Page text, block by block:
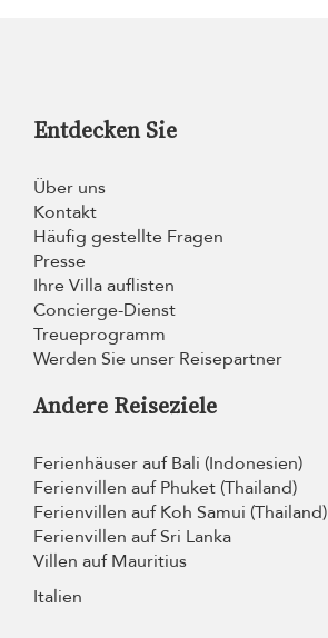
Entdecken Sie
Über uns
Kontakt
Häufig gestellte Fragen
Presse
Ihre Villa auflisten
Concierge-Dienst
Treueprogramm
Werden Sie unser Reisepartner
Andere Reiseziele
Ferienhäuser auf Bali (Indonesien)
Ferienvillen auf Phuket (Thailand)
Ferienvillen auf Koh Samui (Thailand)
Ferienvillen auf Sri Lanka
Villen auf Mauritius
Italien